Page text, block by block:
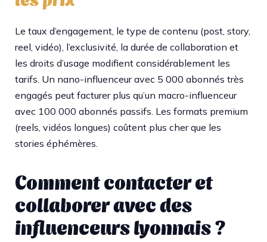
Le taux d’engagement, le type de contenu (post, story,
reel, vidéo), l’exclusivité, la durée de collaboration et
les droits d’usage modifient considérablement les
tarifs. Un nano-influenceur avec 5 000 abonnés très
engagés peut facturer plus qu’un macro-influenceur
avec 100 000 abonnés passifs. Les formats premium
(reels, vidéos longues) coûtent plus cher que les
stories éphémères.
Comment contacter et
collaborer avec des
influenceurs lyonnais ?